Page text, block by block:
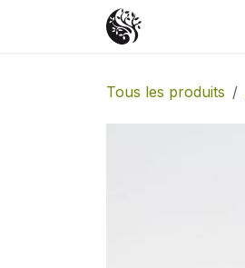
Se rendre au contenu
Tous les produits